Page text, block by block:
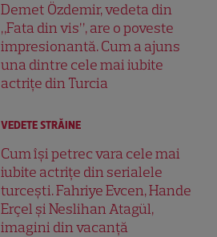
Demet Özdemir, vedeta din
„Fata din vis”, are o poveste
impresionantă. Cum a ajuns
una dintre cele mai iubite
actrițe din Turcia
VEDETE STRĂINE
Cum își petrec vara cele mai
iubite actrițe din serialele
turcești. Fahriye Evcen, Hande
Erçel și Neslihan Atagül,
imagini din vacanță